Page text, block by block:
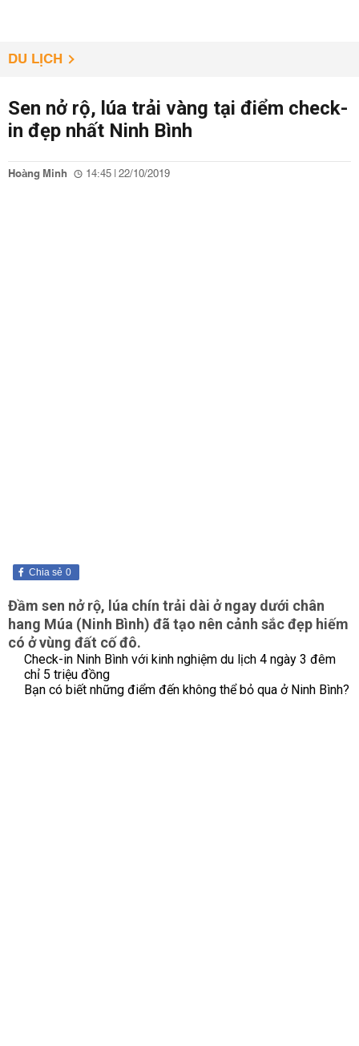
DU LỊCH
Sen nở rộ, lúa trải vàng tại điểm check-
in đẹp nhất Ninh Bình
Hoàng Minh 14:45 | 22/10/2019
0
Chia sẻ
Đầm sen nở rộ, lúa chín trải dài ở ngay dưới chân
hang Múa (Ninh Bình) đã tạo nên cảnh sắc đẹp hiếm
có ở vùng đất cố đô.
Check-in Ninh Bình với kinh nghiệm du lịch 4 ngày 3 đêm
chỉ 5 triệu đồng
Bạn có biết những điểm đến không thể bỏ qua ở Ninh Bình?